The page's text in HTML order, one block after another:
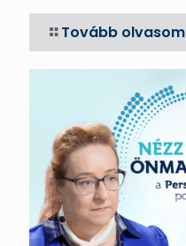
Tovább olvasom